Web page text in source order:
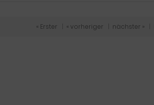
« Erster « vorheriger nächster »